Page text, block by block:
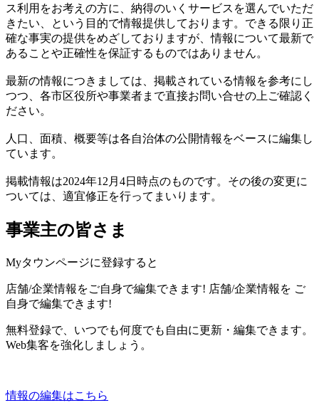
ス利用をお考えの方に、納得のいくサービスを選んでいただ
きたい、という目的で情報提供しております。できる限り正
確な事実の提供をめざしておりますが、情報について最新で
あることや正確性を保証するものではありません。
最新の情報につきましては、掲載されている情報を参考にし
つつ、各市区役所や事業者まで直接お問い合せの上ご確認く
ださい。
人口、面積、概要等は各自治体の公開情報をベースに編集し
ています。
掲載情報は2024年12月4日時点のものです。その後の変更に
ついては、適宜修正を行ってまいります。
事業主の皆さま
Myタウンページに登録すると
店舗/企業情報をご自身で編集できます! 店舗/企業情報を ご
自身で編集できます!
無料登録で、いつでも何度でも自由に更新・編集できます。
Web集客を強化しましょう。
情報の編集はこちら